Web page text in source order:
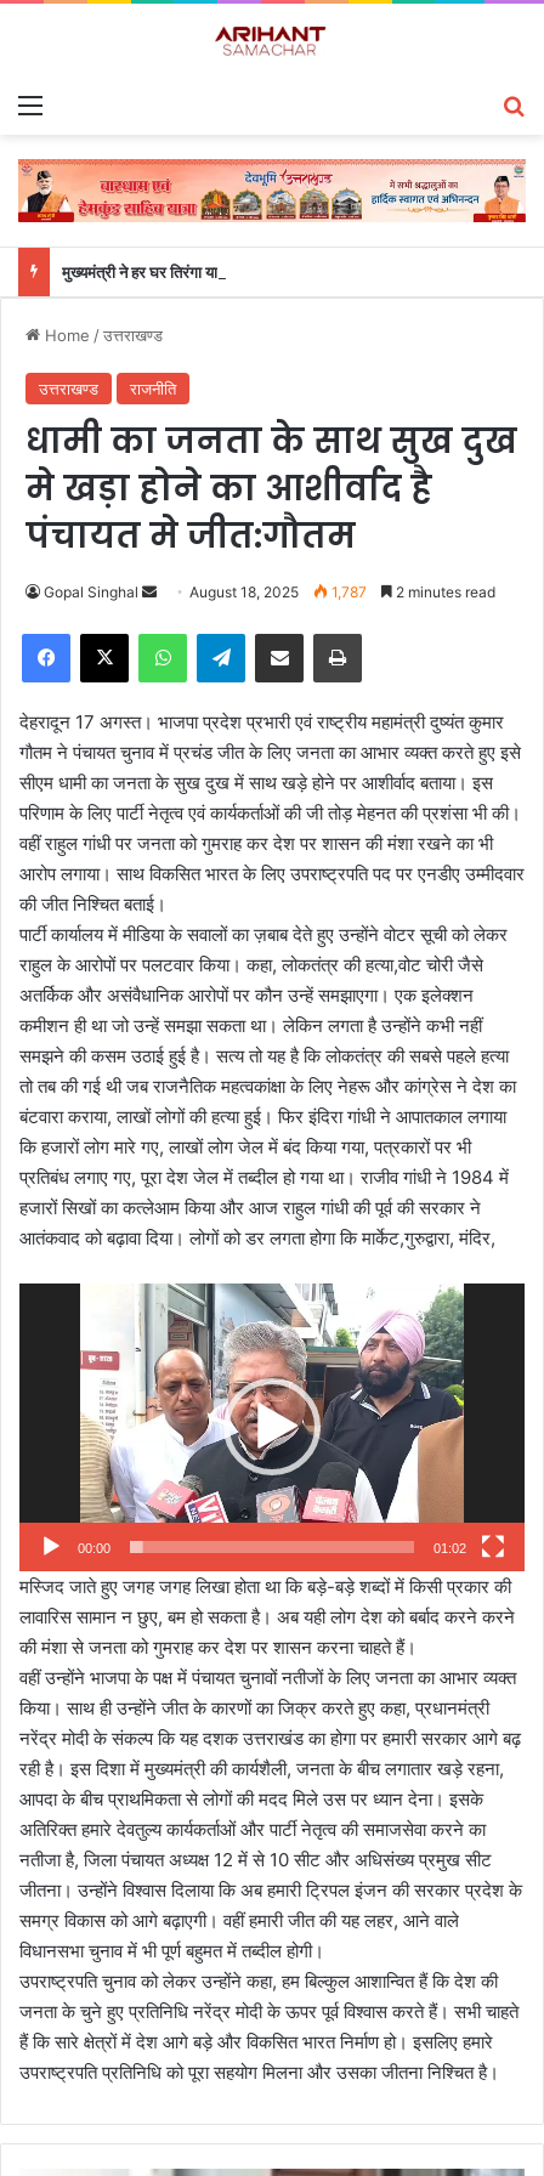
मुख्यमंत्री ने हर घर तिरंगा यात्रा कार्यक्रम में किया प्रतिभाग
Home /उत्तराखण्ड
उत्तराखण्ड राजनीति
धामी का जनता के साथ सुख दुख
मे खड़ा होने का आशीर्वाद है
पंचायत मे जीत:गौतम
Gopal Singhal
n
d
a
i
l
August 18, 2025 1,787 2 minutes read
Telegram
देहरादून 17 अगस्त। भाजपा प्रदेश प्रभारी एवं राष्ट्रीय महामंत्री दुष्यंत कुमार
गौतम ने पंचायत चुनाव में प्रचंड जीत के लिए जनता का आभार व्यक्त करते हुए इसे
सीएम धामी का जनता के सुख दुख में साथ खड़े होने पर आशीर्वाद बताया। इस
परिणाम के लिए पार्टी नेतृत्व एवं कार्यकर्ताओं की जी तोड़ मेहनत की प्रशंसा भी की।
वहीं राहुल गांधी पर जनता को गुमराह कर देश पर शासन की मंशा रखने का भी
आरोप लगाया। साथ विकसित भारत के लिए उपराष्ट्रपति पद पर एनडीए उम्मीदवार
की जीत निश्चित बताई।
पार्टी कार्यालय में मीडिया के सवालों का ज़बाब देते हुए उन्होंने वोटर सूची को लेकर
राहुल के आरोपों पर पलटवार किया। कहा, लोकतंत्र की हत्या,वोट चोरी जैसे
अतर्किक और असंवैधानिक आरोपों पर कौन उन्हें समझाएगा। एक इलेक्शन
कमीशन ही था जो उन्हें समझा सकता था। लेकिन लगता है उन्होंने कभी नहीं
समझने की कसम उठाई हुई है। सत्य तो यह है कि लोकतंत्र की सबसे पहले हत्या
तो तब की गई थी जब राजनैतिक महत्वकांक्षा के लिए नेहरू और कांग्रेस ने देश का
बंटवारा कराया, लाखों लोगों की हत्या हुई। फिर इंदिरा गांधी ने आपातकाल लगाया
कि हजारों लोग मारे गए, लाखों लोग जेल में बंद किया गया, पत्रकारों पर भी
प्रतिबंध लगाए गए, पूरा देश जेल में तब्दील हो गया था। राजीव गांधी ने 1984 में
हजारों सिखों का कत्लेआम किया और आज राहुल गांधी की पूर्व की सरकार ने
आतंकवाद को बढ़ावा दिया। लोगों को डर लगता होगा कि मार्केट,गुरुद्वारा, मंदिर,
00:00 01:02
मस्जिद जाते हुए जगह जगह लिखा होता था कि बड़े-बड़े शब्दों में किसी प्रकार की
लावारिस सामान न छुए, बम हो सकता है। अब यही लोग देश को बर्बाद करने करने
की मंशा से जनता को गुमराह कर देश पर शासन करना चाहते हैं।
वहीं उन्होंने भाजपा के पक्ष में पंचायत चुनावों नतीजों के लिए जनता का आभार व्यक्त
किया। साथ ही उन्होंने जीत के कारणों का जिक्र करते हुए कहा, प्रधानमंत्री
नरेंद्र मोदी के संकल्प कि यह दशक उत्तराखंड का होगा पर हमारी सरकार आगे बढ़
रही है। इस दिशा में मुख्यमंत्री की कार्यशैली, जनता के बीच लगातार खड़े रहना,
आपदा के बीच प्राथमिकता से लोगों की मदद मिले उस पर ध्यान देना। इसके
अतिरिक्त हमारे देवतुल्य कार्यकर्ताओं और पार्टी नेतृत्व की समाजसेवा करने का
नतीजा है, जिला पंचायत अध्यक्ष 12 में से 10 सीट और अधिसंख्य प्रमुख सीट
जीतना। उन्होंने विश्वास दिलाया कि अब हमारी ट्रिपल इंजन की सरकार प्रदेश के
समग्र विकास को आगे बढ़ाएगी। वहीं हमारी जीत की यह लहर, आने वाले
विधानसभा चुनाव में भी पूर्ण बहुमत में तब्दील होगी।
उपराष्ट्रपति चुनाव को लेकर उन्होंने कहा, हम बिल्कुल आशान्वित हैं कि देश की
जनता के चुने हुए प्रतिनिधि नरेंद्र मोदी के ऊपर पूर्व विश्वास करते हैं। सभी चाहते
हैं कि सारे क्षेत्रों में देश आगे बड़े और विकसित भारत निर्माण हो। इसलिए हमारे
उपराष्ट्रपति प्रतिनिधि को पूरा सहयोग मिलना और उसका जीतना निश्चित है।